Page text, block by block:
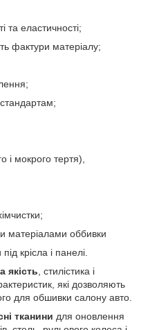
та еластичності;
фактури матеріалу;
і мокрого тертя),
матеріалами оббивки
крісла і панелі.
якість, стилістика і
які дозволяють
для обшивки салону авто.
тканини для оновлення